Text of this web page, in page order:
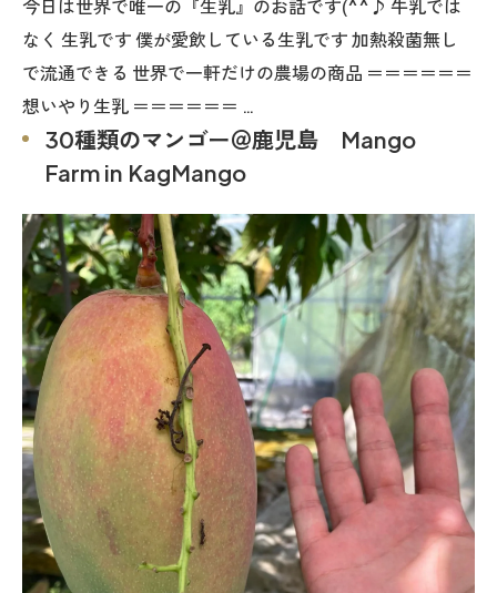
今日は世界で唯一の『生乳』のお話です(^^♪ 牛乳では
なく 生乳です 僕が愛飲している生乳です 加熱殺菌無し
で流通できる 世界で一軒だけの農場の商品 ＝＝＝＝＝＝
想いやり生乳 ＝＝＝＝＝＝ …
30種類のマンゴー＠鹿児島 Mango
Farm in KagMango